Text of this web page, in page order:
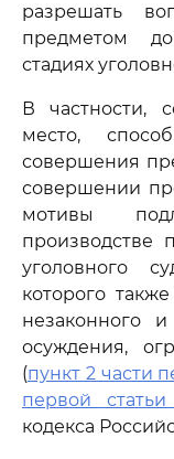
разрешать
предметом
стадиях
В частности,
место,
совершения
совершении
мотивы
производстве
уголовного
которого
незаконного
осуждения,
(пункт 2 части
первой
кодекса